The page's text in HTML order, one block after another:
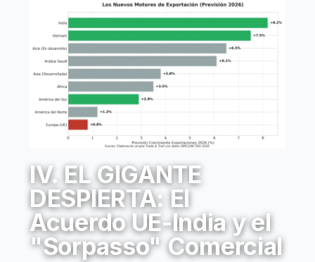
IV. EL GIGANTE
DESPIERTA: El
Acuerdo UE-India y el
"Sorpasso" Comercial